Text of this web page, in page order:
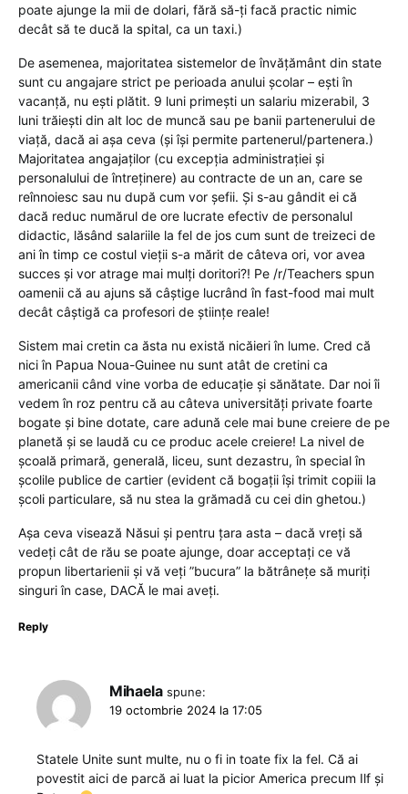
poate ajunge la mii de dolari, fără să-ți facă practic nimic
decât să te ducă la spital, ca un taxi.)
De asemenea, majoritatea sistemelor de învățământ din state
sunt cu angajare strict pe perioada anului școlar – ești în
vacanță, nu ești plătit. 9 luni primești un salariu mizerabil, 3
luni trăiești din alt loc de muncă sau pe banii partenerului de
viață, dacă ai așa ceva (și își permite partenerul/partenera.)
Majoritatea angajaților (cu excepția administrației și
personalului de întreținere) au contracte de un an, care se
reînnoiesc sau nu după cum vor șefii. Și s-au gândit ei că
dacă reduc numărul de ore lucrate efectiv de personalul
didactic, lăsând salariile la fel de jos cum sunt de treizeci de
ani în timp ce costul vieții s-a mărit de câteva ori, vor avea
succes și vor atrage mai mulți doritori?! Pe /r/Teachers spun
oamenii că au ajuns să câștige lucrând în fast-food mai mult
decât câștigă ca profesori de științe reale!
Sistem mai cretin ca ăsta nu există nicăieri în lume. Cred că
nici în Papua Noua-Guinee nu sunt atât de cretini ca
americanii când vine vorba de educație și sănătate. Dar noi îi
vedem în roz pentru că au câteva universități private foarte
bogate și bine dotate, care adună cele mai bune creiere de pe
planetă și se laudă cu ce produc acele creiere! La nivel de
școală primară, generală, liceu, sunt dezastru, în special în
școlile publice de cartier (evident că bogații își trimit copiii la
școli particulare, să nu stea la grămadă cu cei din ghetou.)
Așa ceva visează Năsui și pentru țara asta – dacă vreți să
vedeți cât de rău se poate ajunge, doar acceptați ce vă
propun libertarienii și vă veți ”bucura” la bătrânețe să muriți
singuri în case, DACĂ le mai aveți.
Reply
Mihaela spune:
19 octombrie 2024 la 17:05
Statele Unite sunt multe, nu o fi in toate fix la fel. Că ai
povestit aici de parcă ai luat la picior America precum Ilf și